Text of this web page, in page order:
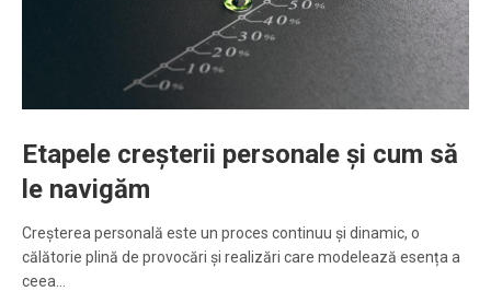
Etapele creșterii personale și cum să
le navigăm
Creșterea personală este un proces continuu și dinamic, o
călătorie plină de provocări și realizări care modelează esența a
ceea…